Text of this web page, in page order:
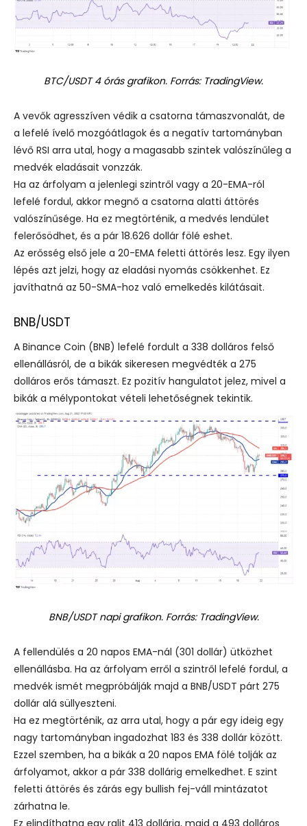
BTC/USDT 4 órás grafikon. Forrás: TradingView.
A vevők agresszíven védik a csatorna támaszvonalát, de
a lefelé ívelő mozgóátlagok és a negatív tartományban
lévő RSI arra utal, hogy a magasabb szintek valószínűleg a
medvék eladásait vonzzák.
Ha az árfolyam a jelenlegi szintről vagy a 20-EMA-ról
lefelé fordul, akkor megnő a csatorna alatti áttörés
valószínűsége. Ha ez megtörténik, a medvés lendület
felerősödhet, és a pár 18.626 dollár fölé eshet.
Az erősség első jele a 20-EMA feletti áttörés lesz. Egy ilyen
lépés azt jelzi, hogy az eladási nyomás csökkenhet. Ez
javíthatná az 50-SMA-hoz való emelkedés kilátásait.
BNB/USDT
A Binance Coin (BNB) lefelé fordult a 338 dolláros felső
ellenállásról, de a bikák sikeresen megvédték a 275
dolláros erős támaszt. Ez pozitív hangulatot jelez, mivel a
bikák a mélypontokat vételi lehetőségnek tekintik.
BNB/USDT napi grafikon. Forrás: TradingView.
A fellendülés a 20 napos EMA-nál (301 dollár) ütközhet
ellenállásba. Ha az árfolyam erről a szintről lefelé fordul, a
medvék ismét megpróbálják majd a BNB/USDT párt 275
dollár alá süllyeszteni.
Ha ez megtörténik, az arra utal, hogy a pár egy ideig egy
nagy tartományban ingadozhat 183 és 338 dollár között.
Ezzel szemben, ha a bikák a 20 napos EMA fölé tolják az
árfolyamot, akkor a pár 338 dollárig emelkedhet. E szint
feletti áttörés és zárás egy bullish fej-váll mintázatot
zárhatna le.
Ez elindíthatna egy ralit 413 dollárig, majd a 493 dolláros